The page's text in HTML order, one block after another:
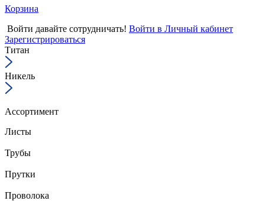
Корзина
Войти давайте сотрудничать! Войти в Личный кабинет
Зарегистрироваться
Титан
Никель
Ассортимент
Листы
Трубы
Прутки
Проволока